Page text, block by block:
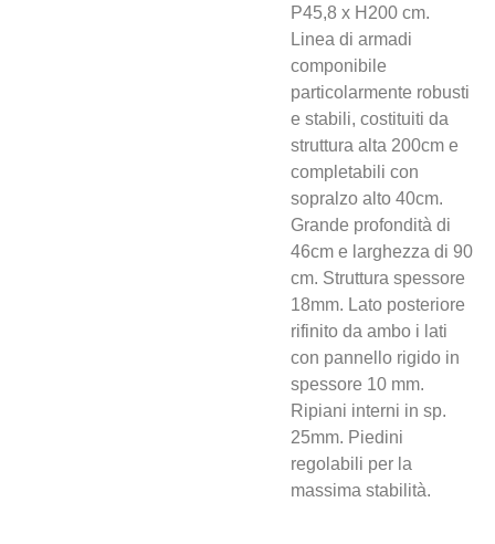
P45,8 x H200 cm.
Linea di armadi
componibile
particolarmente robusti
e stabili, costituiti da
struttura alta 200cm e
completabili con
sopralzo alto 40cm.
Grande profondità di
46cm e larghezza di 90
cm. Struttura spessore
18mm. Lato posteriore
rifinito da ambo i lati
con pannello rigido in
spessore 10 mm.
Ripiani interni in sp.
25mm. Piedini
regolabili per la
massima stabilità.